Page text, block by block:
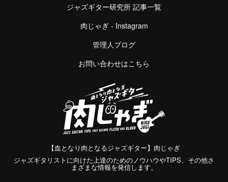
ジャズギター研究所 記事一覧
肉じゃぎ - Instagram
管理人ブログ
お問い合わせはこちら
【血となり肉となるジャズギター】肉じゃぎ
ジャズギタリストに向けた上達のためのノウハウやTIPS、その他さ
まざまな情報を発信します。